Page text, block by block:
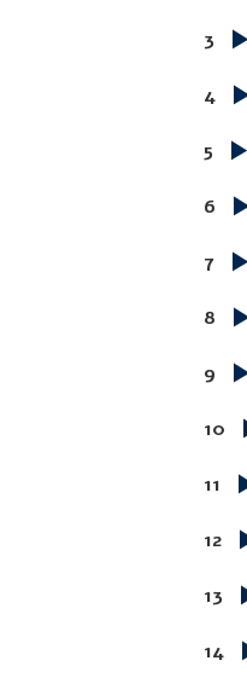
3
4
5
6
7
8
9
10
11
12
13
14